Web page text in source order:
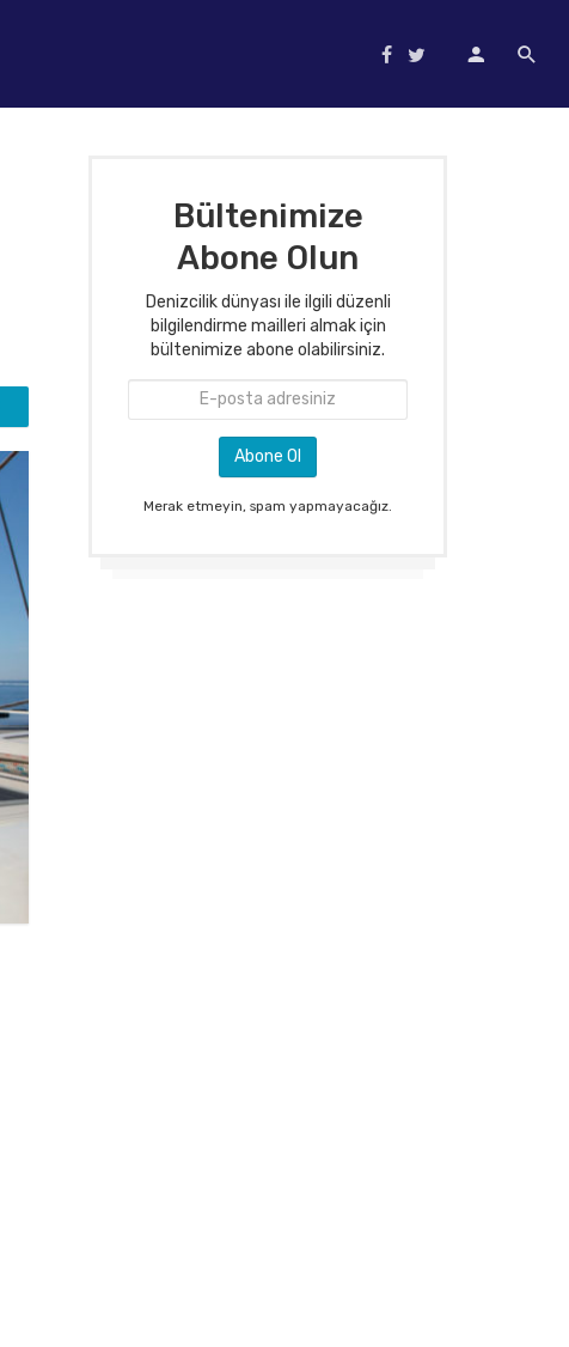
Bültenimize
Abone Olun
Denizcilik dünyası ile ilgili düzenli
bilgilendirme mailleri almak için
bültenimize abone olabilirsiniz.
Merak etmeyin, spam yapmayacağız.